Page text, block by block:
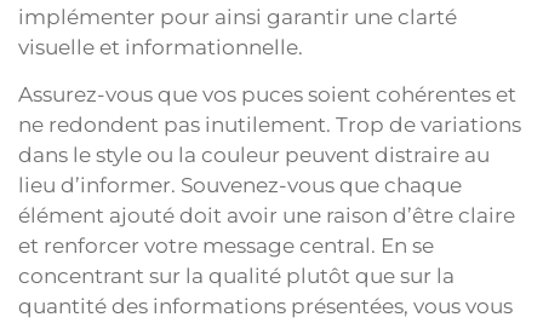
implémenter pour ainsi garantir une clarté
visuelle et informationnelle.
Assurez-vous que vos puces soient cohérentes et
ne redondent pas inutilement. Trop de variations
dans le style ou la couleur peuvent distraire au
lieu d’informer. Souvenez-vous que chaque
élément ajouté doit avoir une raison d’être claire
et renforcer votre message central. En se
concentrant sur la qualité plutôt que sur la
quantité des informations présentées, vous vous